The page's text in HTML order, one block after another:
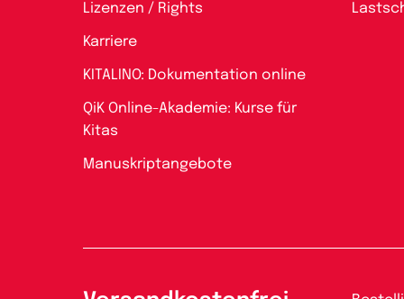
Lizenzen / Rights
Karriere
KITALINO: Dokumentation online
QiK Online-Akademie: Kurse für
Kitas
Manuskriptangebote